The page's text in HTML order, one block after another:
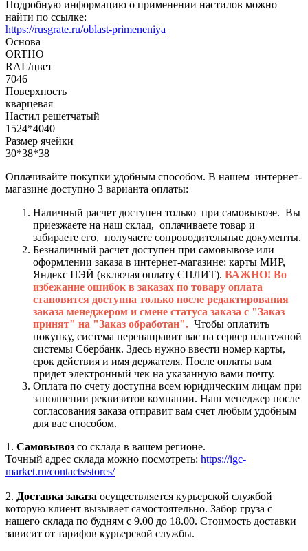
Подробную информацию о применении настилов можно
найти по ссылке:
https://rusgrate.ru/oblast-primeneniya
Основа
ORTHO
RAL/цвет
7046
Поверхность
кварцевая
Настил решетчатый
1524*4040
Размер ячейки
30*38*38
Оплачивайте покупки удобным способом. В нашем интернет-
магазине доступно 3 варианта оплаты:
Наличный расчет доступен только при самовывозе. Вы
приезжаете на наш склад, оплачиваете товар и
забираете его, получаете сопроводительные документы.
Безналичный расчет доступен при самовывозе или
оформлении заказа в интернет-магазине: карты МИР,
Яндекс ПЭЙ (включая оплату СПЛИТ). ВАЖНО! Во
избежание ошибок в заказах по товару оплата
становится доступна только после редактирования
заказа менеджером и смене статуса заказа с "Заказ
принят" на "Заказ обработан". Чтобы оплатить
покупку, система перенаправит вас на сервер платежной
системы Сбербанк. Здесь нужно ввести номер карты,
срок действия и имя держателя. После оплаты вам
придет электронный чек на указанную вами почту.
Оплата по счету доступна всем юридическим лицам при
заполнении реквизитов компании. Наш менеджер после
согласования заказа отправит вам счет любым удобным
для вас способом.
1. Самовывоз со склада в вашем регионе.
Точный адрес склада можно посмотреть: https://igc-
market.ru/contacts/stores/
2. Доставка заказа осуществляется курьерской службой
которую клиент вызывает самостоятельно. Забор груза с
нашего склада по будням с 9.00 до 18.00. Стоимость доставки
зависит от тарифов курьерской службы.